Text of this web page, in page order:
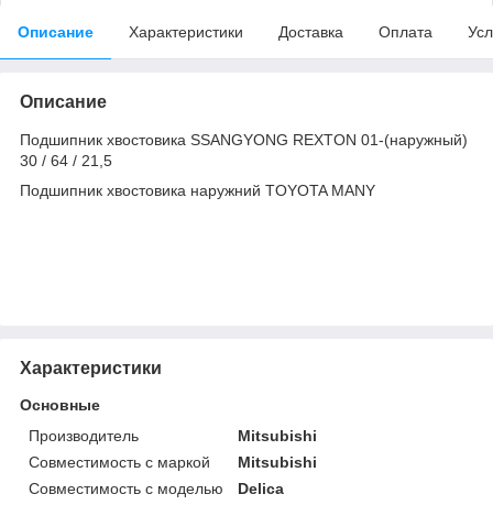
Описание Характеристики Доставка Оплата
Описание
Подшипник хвостовика SSANGYONG REXTON 01-(наружный)
30 / 64 / 21,5
Подшипник хвостовика наружний TOYOTA MANY
Характеристики
Основные
Производитель
Mitsubishi
Совместимость с маркой
Mitsubishi
Совместимость с моделью
Delica